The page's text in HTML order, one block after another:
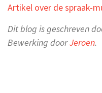
Artikel over de spraak-
Dit blog is geschreven
Bewerking doorJeroen.